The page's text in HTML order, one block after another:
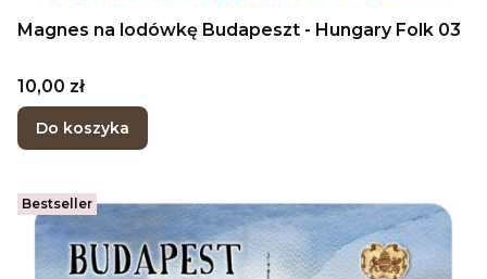
Magnes na lodówkę Budapeszt - Hungary Folk 03
Cena
10,00 zł
Do koszyka
Bestseller